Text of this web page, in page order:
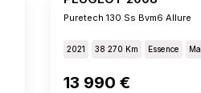
Puretech 130 Ss Bvm6 Allure
2021 38 270 Km Essence
13 990 €